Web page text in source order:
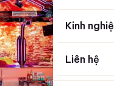
Kinh
Liên hệ